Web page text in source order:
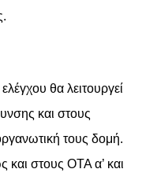
θα λειτουργεί
και στους
τους δομή.
και στους ΟΤΑ α’ και